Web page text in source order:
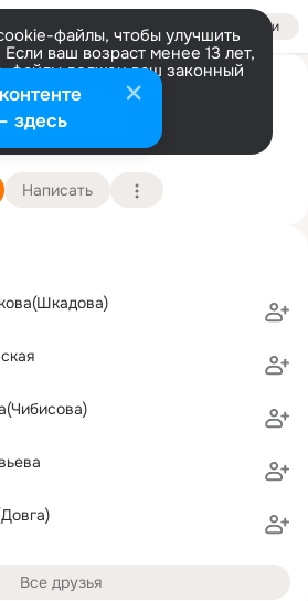
Войти
файлы, чтобы улучшить
ваш возраст менее 13 лет,
файлы должен ваш законный
Больше информации
Настроить
28 июля (78 лет)
Написать
Все друзья
здесь